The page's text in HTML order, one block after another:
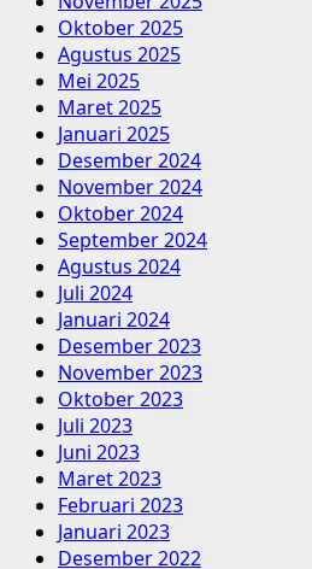
Oktober 2025
Agustus 2025
Mei 2025
Maret 2025
Januari 2025
Desember 2024
November 2024
Oktober 2024
September 2024
Agustus 2024
Juli 2024
Januari 2024
Desember 2023
November 2023
Oktober 2023
Juli 2023
Juni 2023
Maret 2023
Februari 2023
Januari 2023
Desember 2022